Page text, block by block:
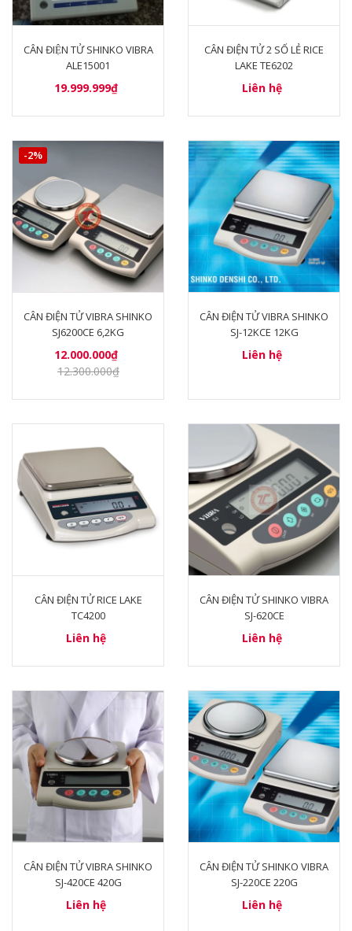
CÂN ĐIỆN TỬ SHINKO VIBRA
ALE15001
19.999.999₫
CÂN ĐIỆN TỬ 2 SỐ LẺ RICE
LAKE TE6202
Liên hệ
-2%
CÂN ĐIỆN TỬ VIBRA SHINKO
SJ6200CE 6,2KG
12.000.000₫
12.300.000₫
CÂN ĐIỆN TỬ VIBRA SHINKO
SJ-12KCE 12KG
Liên hệ
CÂN ĐIỆN TỬ RICE LAKE
TC4200
Liên hệ
CÂN ĐIỆN TỬ SHINKO VIBRA
SJ-620CE
Liên hệ
CÂN ĐIỆN TỬ VIBRA SHINKO
SJ-420CE 420G
Liên hệ
CÂN ĐIỆN TỬ SHINKO VIBRA
SJ-220CE 220G
Liên hệ